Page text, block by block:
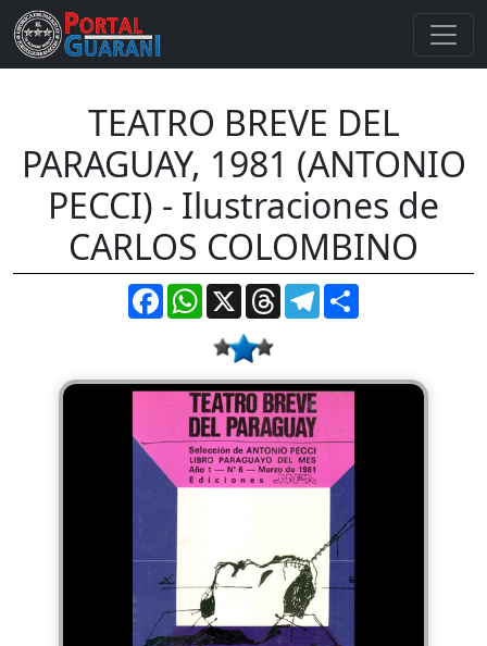
TEATRO BREVE DEL
PARAGUAY, 1981 (ANTONIO
PECCI) - Ilustraciones de
CARLOS COLOMBINO
FacebookWhatsApp
X ThreadsTelegram